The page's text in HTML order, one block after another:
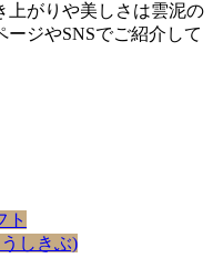
上がりや美しさは雲泥の
ジやSNSでご紹介して
ト
しきぶ)